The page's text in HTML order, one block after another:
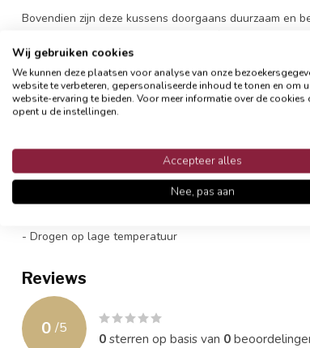
Bovendien zijn deze kussens doorgaans duurzaam en
verschillende maten om aan je behoeften te voldoen,
een memory foam binnenkussen is een uitstekende
Let op: deze binnenkussens worden gecomprimeerd
enkele uren nodig zich te vormen en te vullen met lucht.
- 70% memory foam / 30% polyester fibre
- Sloop: 100% perkaal katoen
- Binnenkussen 45 x 45 cm
- Gewicht: +\- 700 gram
- Drogen op lage temperatuur
Reviews
0 /5
0sterren op basis van 0
Wij gebruiken cookies
We kunnen deze plaatsen voor analyse van onze
website te verbeteren, gepersonaliseerde inhoud te tonen en om
website-ervaring te bieden. Voor meer informatie over de cookies
opent u de instellingen.
Accepteer alles
Nee, pas aan